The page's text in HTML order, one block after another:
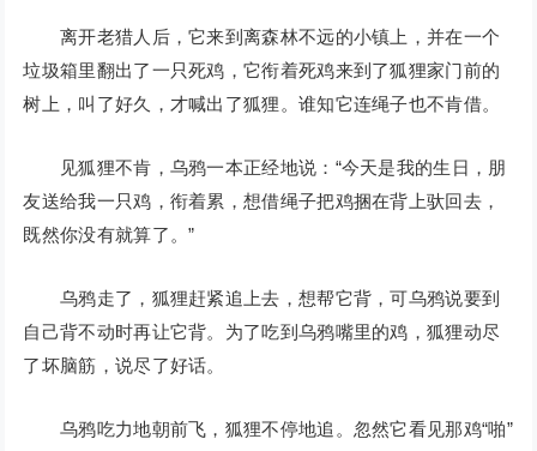
离开老猎人后，它来到离森林不远的小镇上，并在一个
垃圾箱里翻出了一只死鸡，它衔着死鸡来到了狐狸家门前的
树上，叫了好久，才喊出了狐狸。谁知它连绳子也不肯借。
见狐狸不肯，乌鸦一本正经地说：“今天是我的生日，朋
友送给我一只鸡，衔着累，想借绳子把鸡捆在背上驮回去，
既然你没有就算了。”
乌鸦走了，狐狸赶紧追上去，想帮它背，可乌鸦说要到
自己背不动时再让它背。为了吃到乌鸦嘴里的鸡，狐狸动尽
了坏脑筋，说尽了好话。
乌鸦吃力地朝前飞，狐狸不停地追。忽然它看见那鸡“啪”